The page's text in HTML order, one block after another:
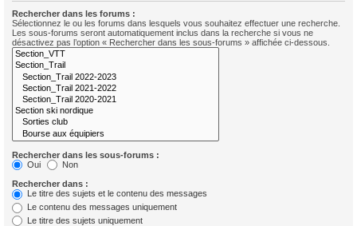
Rechercher dans les forums :
Sélectionnez le ou les forums dans lesquels vous souhaitez effectuer une recherche.
Les sous-forums seront automatiquement inclus dans la recherche si vous ne
désactivez pas l’option « Rechercher dans les sous-forums » affichée ci-dessous.
Rechercher dans les sous-forums :
Oui
Non
Rechercher dans :
Le titre des sujets et le contenu des messages
Le contenu des messages uniquement
Le titre des sujets uniquement